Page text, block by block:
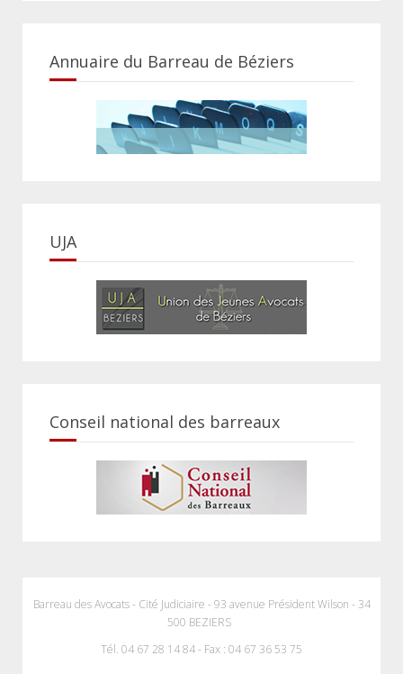
Annuaire du Barreau de Béziers
UJA
Conseil national des barreaux
Barreau des Avocats - Cité Judiciaire - 93 avenue Président Wilson - 34
500 BEZIERS
Tél. 04 67 28 14 84 - Fax : 04 67 36 53 75